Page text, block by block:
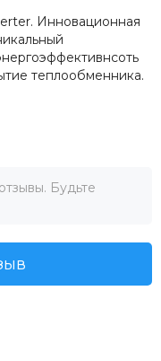
Инновационная
теплообменника.
Будьте